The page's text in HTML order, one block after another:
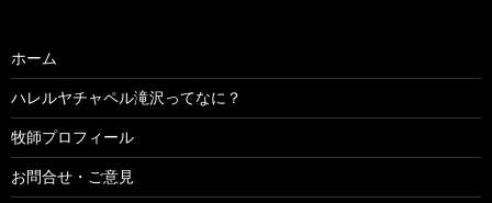
ホーム
ハレルヤチャペル滝沢ってなに？
牧師プロフィール
お問合せ・ご意見